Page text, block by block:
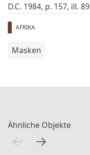
D.C. 1984, p. 157, ill. 89
AFRIKA
Masken
Ähnliche Objekte